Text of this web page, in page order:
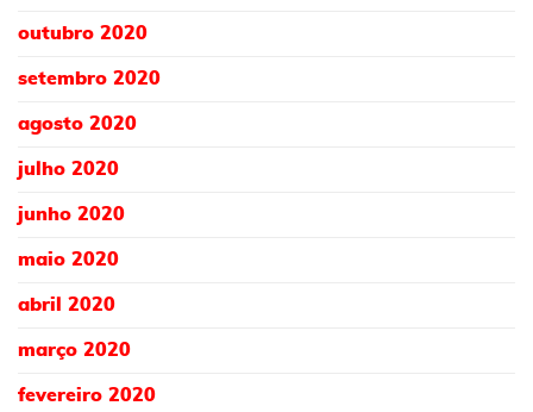
outubro 2020
setembro 2020
agosto 2020
julho 2020
junho 2020
maio 2020
abril 2020
março 2020
fevereiro 2020